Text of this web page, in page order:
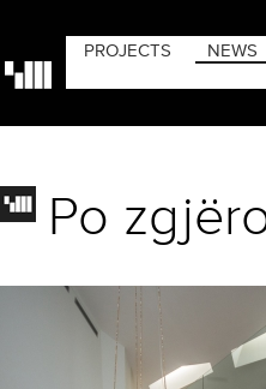
PROJECTS NEWS
Po